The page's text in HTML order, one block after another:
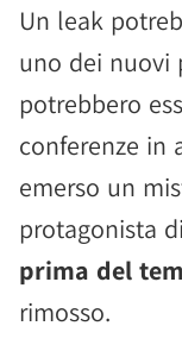
Un leak
uno dei nuovi
potrebbero
conferenze in
emerso un
protagonista
prima del
rimosso.